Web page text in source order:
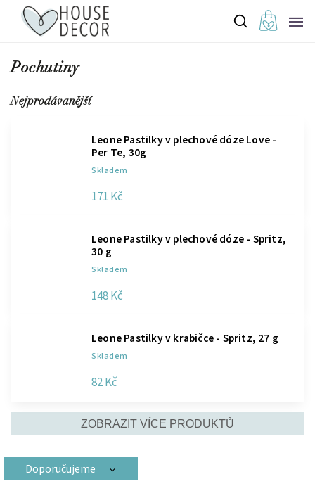
Pochutiny
Nejprodávanější
Leone Pastilky v plechové dóze Love -
Per Te, 30g
Skladem
171 Kč
Leone Pastilky v plechové dóze - Spritz,
30 g
Skladem
148 Kč
Leone Pastilky v krabičce - Spritz, 27 g
Skladem
82 Kč
ZOBRAZIT VÍCE PRODUKTŮ
Doporučujeme